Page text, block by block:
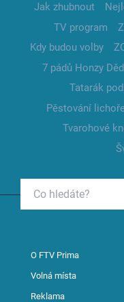
Jak zhubnout
TV program
Kdy budou volby
7 pádů Honzy
Tatarák
Pěstování
Tvarohové
O FTV Prima
Volná místa
Reklama